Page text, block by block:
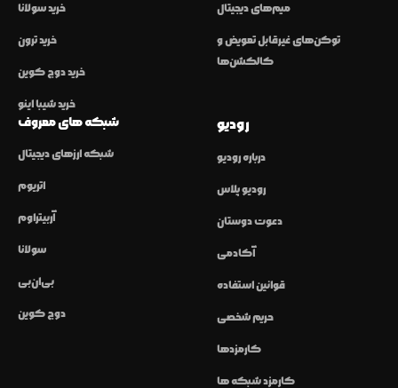
خرید سولانا
خرید ترون
خرید دوج کوین
خرید شیبا اینو
میم‌های دیجیتال
توکن‌های غیرقابل تعویض و
کالکشن‌ها
شبکه های معروف
شبکه ارزهای دیجیتال
اتریوم
آربیتراوم
سولانا
بی‌ان‌بی
دوج کوین
رودیو
درباره رودیو
رودیو پلاس
دعوت دوستان
آکادمی
قوانین استفاده
حریم شخصی
کارمزدها
کارمزد شبکه ها